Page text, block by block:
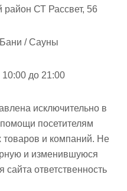
район СТ Рассвет, 56
/ Сауны
до 21:00
исключительно в
посетителям
товаров и компаний. Не
и изменившуюся
ответственность